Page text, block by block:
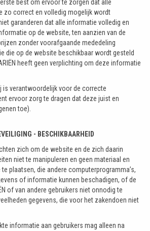
best om ervoor te zorgen dat alle
zo correct en volledig mogelijk wordt
garanderen dat alle informatie volledig en
op de website, ten aanzien van de
zonder voorafgaande mededeling
die op de website beschikbaar wordt gesteld
heeft geen verplichting om deze informatie
is verantwoordelijk voor de correcte
ervoor zorg te dragen dat deze juist en
toe).
- BESCHIKBAARHEID
zich om de website en de zich daarin
niet te manipuleren en geen materiaal en
plaatsen, die andere computerprogramma’s,
of informatie kunnen beschadigen, of de
of van andere gebruikers niet onnodig te
gegevens, die voor het zakendoen niet
informatie aan gebruikers mag alleen na